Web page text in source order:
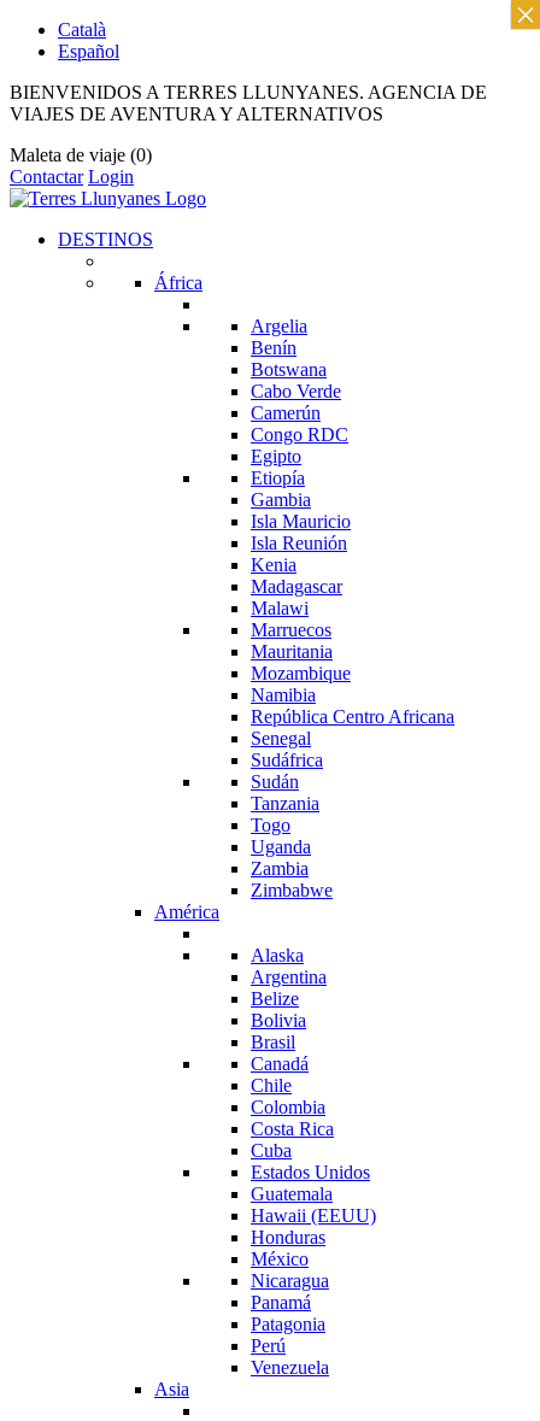
Català
Español
BIENVENIDOS A TERRES LLUNYANES. AGENCIA DE
VIAJES DE AVENTURA Y ALTERNATIVOS
Maleta de viaje (0)
Contactar Login
DESTINOS
África
Argelia
Benín
Botswana
Cabo Verde
Camerún
Congo RDC
Egipto
Etiopía
Gambia
Isla Mauricio
Isla Reunión
Kenia
Madagascar
Malawi
Marruecos
Mauritania
Mozambique
Namibia
República Centro Africana
Senegal
Sudáfrica
Sudán
Tanzania
Togo
Uganda
Zambia
Zimbabwe
América
Alaska
Argentina
Belize
Bolivia
Brasil
Canadá
Chile
Colombia
Costa Rica
Cuba
Estados Unidos
Guatemala
Hawaii (EEUU)
Honduras
México
Nicaragua
Panamá
Patagonia
Perú
Venezuela
Asia
×